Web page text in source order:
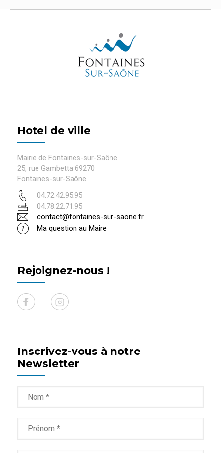
Hotel de ville
Mairie de Fontaines-sur-Saône
25, rue Gambetta 69270
Fontaines-sur-Saône
04.72.42.95.95
04.78.22.71.95
contact@fontaines-sur-saone.fr
Ma question au Maire
Rejoignez-nous !
Inscrivez-vous à notre
Newsletter